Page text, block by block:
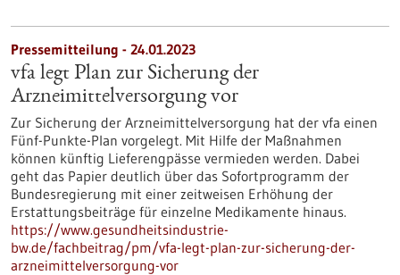
Pressemitteilung - 24.01.2023
vfa legt Plan zur Sicherung der
Arzneimittelversorgung vor
Zur Sicherung der Arzneimittelversorgung hat der vfa einen
Fünf-Punkte-Plan vorgelegt. Mit Hilfe der Maßnahmen
können künftig Lieferengpässe vermieden werden. Dabei
geht das Papier deutlich über das Sofortprogramm der
Bundesregierung mit einer zeitweisen Erhöhung der
Erstattungsbeiträge für einzelne Medikamente hinaus.
https://www.gesundheitsindustrie-
bw.de/fachbeitrag/pm/vfa-legt-plan-zur-sicherung-der-
arzneimittelversorgung-vor